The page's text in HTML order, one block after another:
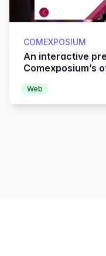
COMEXPOSIUM
An interactive
Comexposium’s
Web